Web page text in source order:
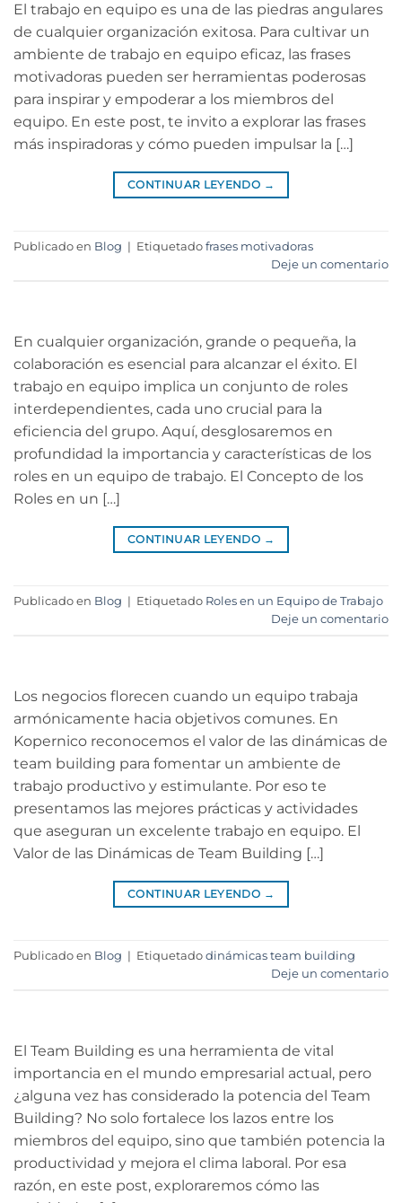
El trabajo en equipo es una de las piedras angulares
de cualquier organización exitosa. Para cultivar un
ambiente de trabajo en equipo eficaz, las frases
motivadoras pueden ser herramientas poderosas
para inspirar y empoderar a los miembros del
equipo. En este post, te invito a explorar las frases
más inspiradoras y cómo pueden impulsar la […]
CONTINUAR LEYENDO →
Publicado en Blog | Etiquetado frases motivadoras
Deje un comentario
En cualquier organización, grande o pequeña, la
colaboración es esencial para alcanzar el éxito. El
trabajo en equipo implica un conjunto de roles
interdependientes, cada uno crucial para la
eficiencia del grupo. Aquí, desglosaremos en
profundidad la importancia y características de los
roles en un equipo de trabajo. El Concepto de los
Roles en un […]
CONTINUAR LEYENDO →
Publicado en Blog | Etiquetado Roles en un Equipo de Trabajo
Deje un comentario
Los negocios florecen cuando un equipo trabaja
armónicamente hacia objetivos comunes. En
Kopernico reconocemos el valor de las dinámicas de
team building para fomentar un ambiente de
trabajo productivo y estimulante. Por eso te
presentamos las mejores prácticas y actividades
que aseguran un excelente trabajo en equipo. El
Valor de las Dinámicas de Team Building […]
CONTINUAR LEYENDO →
Publicado en Blog | Etiquetado dinámicas team building
Deje un comentario
El Team Building es una herramienta de vital
importancia en el mundo empresarial actual, pero
¿alguna vez has considerado la potencia del Team
Building? No solo fortalece los lazos entre los
miembros del equipo, sino que también potencia la
productividad y mejora el clima laboral. Por esa
razón, en este post, exploraremos cómo las